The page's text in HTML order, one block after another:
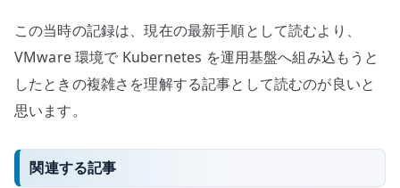
この当時の記録は、現在の最新手順として読むより、
VMware 環境で Kubernetes を運用基盤へ組み込もうと
したときの複雑さを理解する記事として読むのが良いと
思います。
関連する記事